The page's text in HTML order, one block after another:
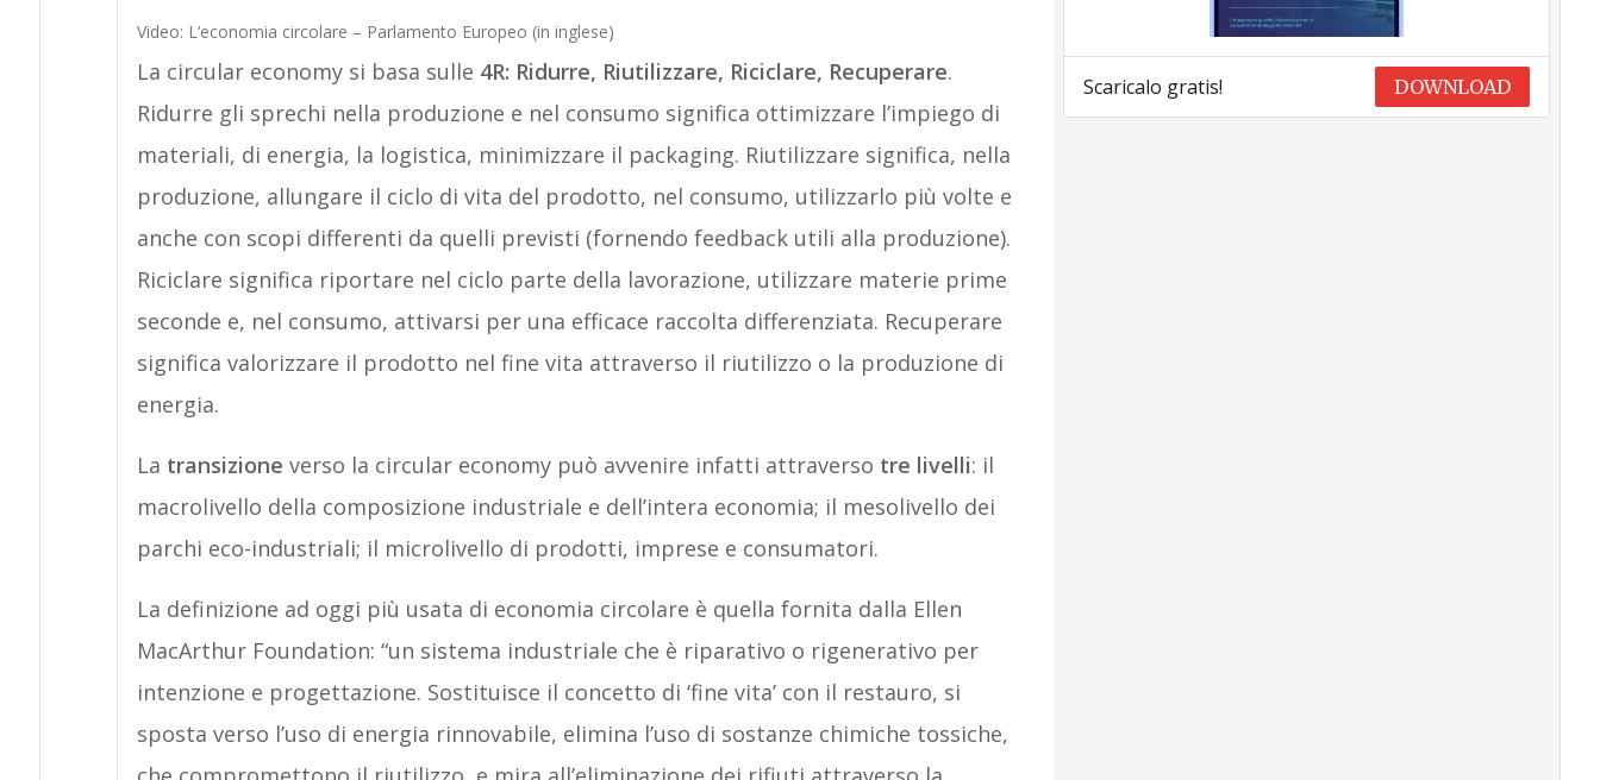
Video: L’economia circolare – Parlamento Europeo (in inglese)
La circular economy si basa sulle 4R: Ridurre, Riutilizzare, Riciclare, Recuperare.
Ridurre gli sprechi nella produzione e nel consumo significa ottimizzare l’impiego di
materiali, di energia, la logistica, minimizzare il packaging. Riutilizzare significa, nella
produzione, allungare il ciclo di vita del prodotto, nel consumo, utilizzarlo più volte e
anche con scopi differenti da quelli previsti (fornendo feedback utili alla produzione).
Riciclare significa riportare nel ciclo parte della lavorazione, utilizzare materie prime
seconde e, nel consumo, attivarsi per una efficace raccolta differenziata. Recuperare
significa valorizzare il prodotto nel fine vita attraverso il riutilizzo o la produzione di
energia.
La transizione verso la circular economy può avvenire infatti attraverso tre livelli: il
macrolivello della composizione industriale e dell’intera economia; il mesolivello dei
parchi eco-industriali; il microlivello di prodotti, imprese e consumatori.
La definizione ad oggi più usata di economia circolare è quella fornita dalla Ellen
MacArthur Foundation: “un sistema industriale che è riparativo o rigenerativo per
intenzione e progettazione. Sostituisce il concetto di ‘fine vita’ con il restauro, si
sposta verso l’uso di energia rinnovabile, elimina l’uso di sostanze chimiche tossiche,
Scaricalo gratis! DOWNLOAD